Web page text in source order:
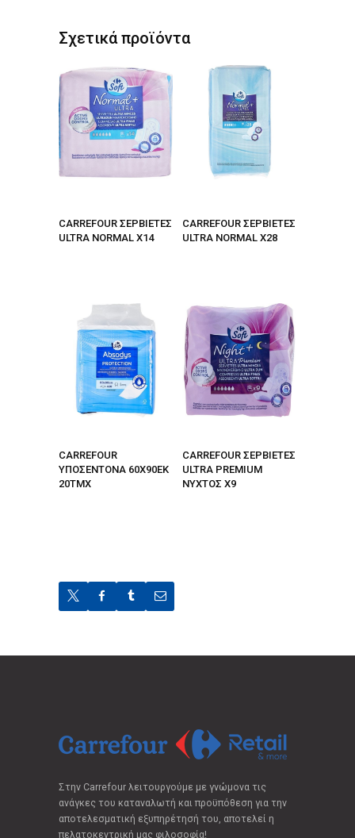
Σχετικά προϊόντα
CARREFOUR ΣΕΡΒΙΕΤΕΣ
ULTRA NORMAL X14
CARREFOUR ΣΕΡΒΙΕΤΕΣ
ULTRA NORMAL X28
CARREFOUR
ΥΠΟΣΕΝΤΟΝΑ 60Χ90ΕΚ
20ΤΜΧ
CARREFOUR ΣΕΡΒΙΕΤΕΣ
ULTRA PREMIUM
NYXTOΣ X9
Στην Carrefour λειτουργούμε με γνώμονα τις
ανάγκες του καταναλωτή και προϋπόθεση για την
αποτελεσματική εξυπηρέτησή του, αποτελεί η
πελατοκεντρική μας φιλοσοφία!